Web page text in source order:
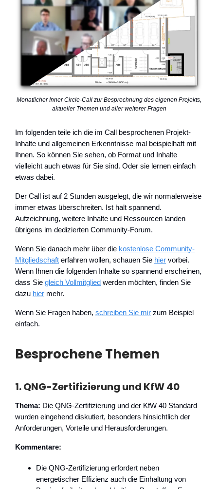
Monatlicher Inner Circle-Call zur Besprechnung des eigenen Projekts,
aktueller Themen und aller weiterer Fragen
Im folgenden teile ich die im Call besprochenen Projekt-
Inhalte und allgemeinen Erkenntnisse mal beispielhaft mit
Ihnen. So können Sie sehen, ob Format und Inhalte
vielleicht auch etwas für Sie sind. Oder sie lernen einfach
etwas dabei.
Der Call ist auf 2 Stunden ausgelegt, die wir normalerweise
immer etwas überschreiten. Ist halt spannend.
Aufzeichnung, weitere Inhalte und Ressourcen landen
übrigens im dedizierten Community-Forum.
Wenn Sie danach mehr über die kostenlose Community-
Mitgliedschaft erfahren wollen, schauen Sie hier vorbei.
Wenn Ihnen die folgenden Inhalte so spannend erscheinen,
dass Sie gleich Vollmitglied werden möchten, finden Sie
dazu hier mehr.
Wenn Sie Fragen haben, schreiben Sie mir zum Beispiel
einfach.
Besprochene Themen
1.QNG-Zertifizierung und KfW 40
Thema: Die QNG-Zertifizierung und der KfW 40 Standard
wurden eingehend diskutiert, besonders hinsichtlich der
Anforderungen, Vorteile und Herausforderungen.
Kommentare:
Die QNG-Zertifizierung erfordert neben
energetischer Effizienz auch die Einhaltung von